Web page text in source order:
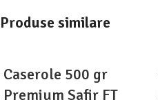
Produse similare
Caserole 500 gr
Premium Safir FT